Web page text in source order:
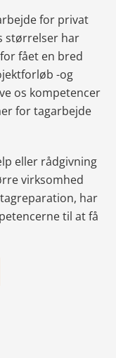
for privat
størrelser har
fået en bred
-og
os kompetencer
for tagarbejde
eller rådgivning
virksomhed
har
til at få